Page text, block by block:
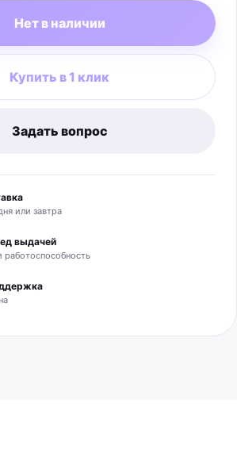
Нет в наличии
Купить в 1 клик
Задать вопрос
или завтра
выдачей
работоспособность